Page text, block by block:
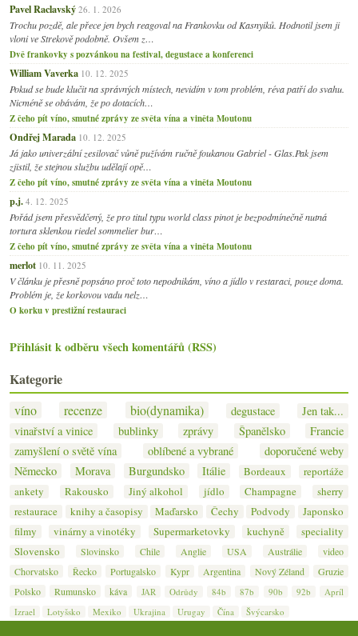
Pavel Raclavský 26. 1. 2026
Trochu pozdě, ale přece jen bych reagoval na Frankovku od Kasnyiků. Hodnotil jsem ji
vloni ve Strekově podobně. Ovšem z…
Dvě frankovky s pozvánkou na festival, degustace a konferenci
William Vaverka 10. 12. 2025
Pokud se bude klučit na správných místech, nevidím v tom problém, réva patří do svahu.
Nicméně se obávám, že po dotacích…
Z čeho pít víno, smutné zprávy ze světa vína a viněta Moutonu
Ondřej Marada 10. 12. 2025
Já jako univerzální zesilovač vůně pužívám ručně foukanou Gabriel - Glas.Pak jsem
zjistil, že stejnou službu udělají opě…
Z čeho pít víno, smutné zprávy ze světa vína a viněta Moutonu
p.j. 4. 12. 2025
Pořád jsem přesvědčený, že pro titul typu world class pinot je bezpodmínečně nutná
tortura sklenkou riedel sommelier bur…
Z čeho pít víno, smutné zprávy ze světa vína a viněta Moutonu
merlot 10. 11. 2025
V článku je přesně popsáno proč toto nepodnikám, víno a jídlo v restaraci, pouze doma.
Problém je, že korkovou vadu nelz…
O korku v prestižní restauraci
Přihlásit k odběru všech komentářů (RSS)
Kategorie
víno recenze bio(dynamika) degustace
Jen tak...
vinařství a vinice
bublinky zprávy Španělsko
Francie
zamyšlení o světě vína
oblíbené a vybrané
doporučené weby
Německo
Morava Burgundsko Itálie Bordeaux
reportáže
ankety
Rakousko Jiný alkohol jídlo Champagne
sherry
restaurace
knihy a časopisy Maďarsko Čechy Podvody
Japonsko
filmy
vinárny a vinotéky Supermarketovky kuchyně
speciality
Slovensko
Slovinsko Chile Anglie USA Austrálie
video
Chorvatsko
Řecko Portugalsko Kypr Argentina Nový Zéland
Gruzie
Polsko
Rumunsko káva JAR Odrůdy 84b 87b 90b 92b
Apríl
Izrael
Lotyšsko Mexiko Ukrajina Urugay Čína Švýcarsko